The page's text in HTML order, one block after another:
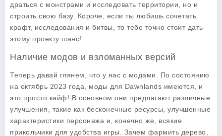
драться с монстрами и исследовать территории, но и
строить свою базу. Короче, если ты любишь сочетать
крафт, исследования и битвы, то тебе точно стоит дать
этому проекту шанс!
Наличие модов и взломанных версий
Теперь давай глянем, что у нас с модами. По состоянию
на октябрь 2023 года, моды для Dawnlands имеются, и
это просто кайф! В основном они предлагают различные
улучшения, такие как бесконечные ресурсы, улучшенные
характеристики персонажа и, конечно же, всякие
прикольчики для удобства игры. Зачем фармить дерево,